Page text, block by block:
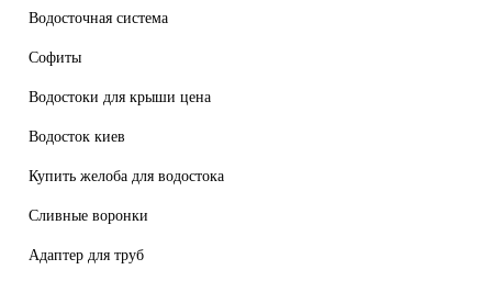
Водосточная система
Софиты
Водостоки для крыши цена
Водосток киев
Купить желоба для водостока
Сливные воронки
Адаптер для труб